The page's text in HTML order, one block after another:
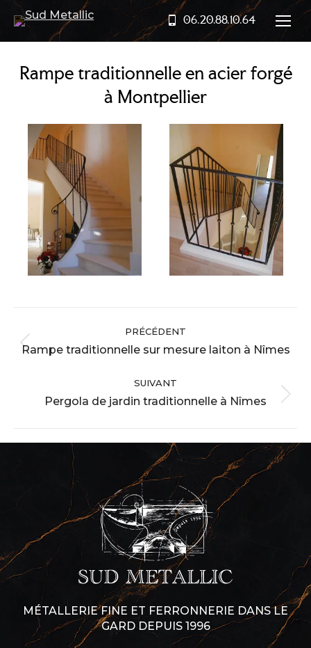
06.20.88.10.64
Rampe traditionnelle en acier forgé
à Montpellier
album
PRÉCÉDENT
Album
:
Rampe traditionnelle sur mesure laiton à Nîmes
SUIVANT
Album
Pergola de jardin traditionnelle à Nîmes
MÉTALLERIE FINE ET FERRONNERIE DANS LE
GARD DEPUIS 1996